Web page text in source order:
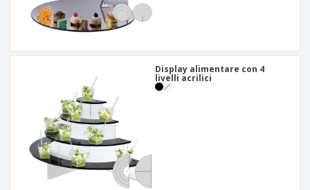
Display alimentare con 4
livelli acrilici